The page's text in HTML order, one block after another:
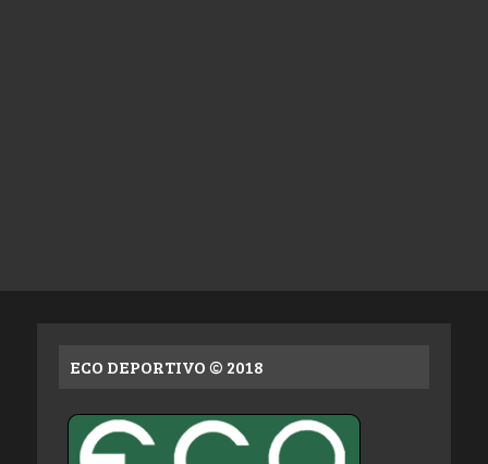
ECO DEPORTIVO © 2018